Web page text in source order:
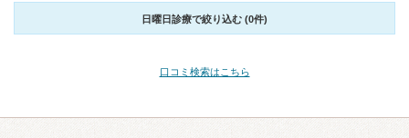
日曜日診療で絞り込む (0件)
口コミ検索はこちら